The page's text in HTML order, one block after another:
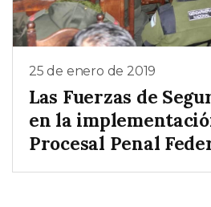
25 de enero de 2019
Las Fuerzas de
en la
Procesal Penal